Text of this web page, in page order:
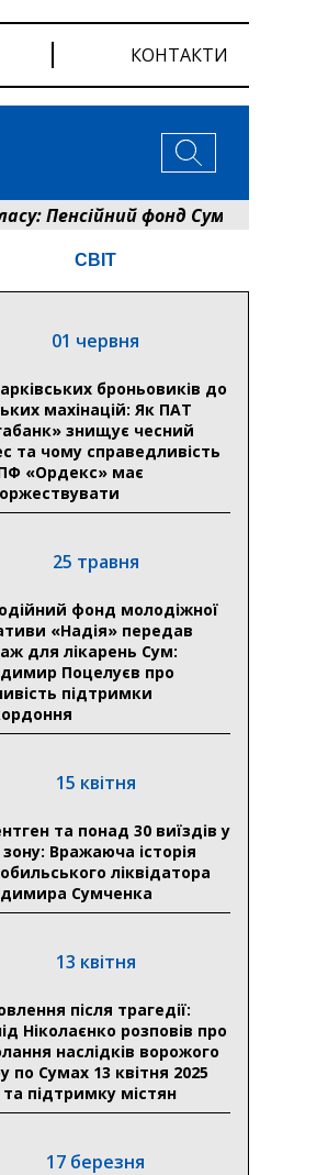
КОНТАКТИ
фонд Сумщини розпочав
СВІТ
01 червня
броньовиків до
махінацій: Як ПАТ
знищує чесний
та чому справедливість
«Ордекс» має
25 травня
фонд молодіжної
«Надія» передав
для лікарень Сум:
Поцелуєв про
підтримки
15 квітня
та понад 30 виїздів у
Вражаюча історія
ліквідатора
Сумченка
13 квітня
після трагедії:
Ніколаєнко розповів про
наслідків ворожого
по Сумах 13 квітня 2025
та підтримку містян
17 березня